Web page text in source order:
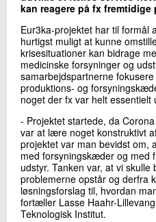
kan reagere på fx fremtidige
Eur3ka-projektet har til formål
hurtigst muligt at kunne
krisesituationer kan bidrage
medicinske forsyninger og
samarbejdspartnerne
produktions- og
noget der fx var helt
- Projektet startede, da
var at lære noget konstruktivt
projektet var man bevidst om,
med forsyningskæder og med
udstyr. Tanken var, at vi
problemerne opstår og derfra
løsningsforslag til, hvordan
fortæller Lasse Haahr-
Teknologisk Institut.